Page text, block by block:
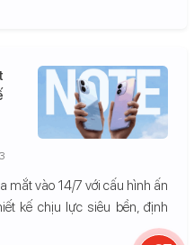
mắt vào 14/7 với cấu hình ấn
kế chịu lực siêu bền, định